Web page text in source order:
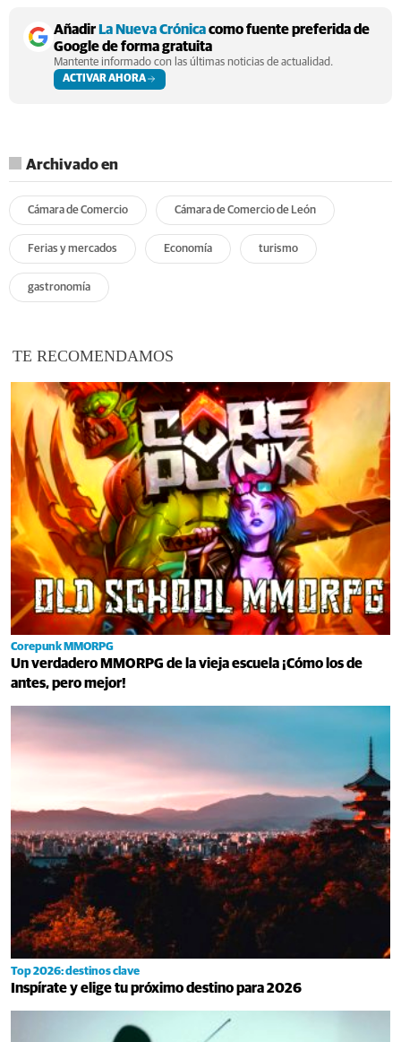
AñadirLa Nueva Crónicacomo fuente preferida de
Google de forma gratuita
Mantente informado con las últimas noticias de actualidad.
ACTIVAR AHORA
Archivado en
Cámara de Comercio Cámara de Comercio de León
Ferias y mercados Economía turismo
gastronomía
TE RECOMENDAMOS
Corepunk MMORPG
Un verdadero MMORPG de la vieja escuela ¡Cómo los de
antes, pero mejor!
Top 2026: destinos clave
Inspírate y elige tu próximo destino para 2026